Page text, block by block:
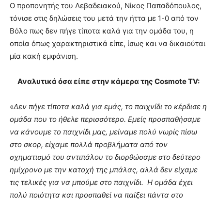
Ο προπονητής του Λεβαδειακού, Νίκος Παπαδόπουλος,
τόνισε στις δηλώσεις του μετά την ήττα με 1-0 από τον
Βόλο πως δεν πήγε τίποτα καλά για την ομάδα του, η
οποία όπως χαρακτηριστικά είπε, ίσως και να δικαιούται
μία κακή εμφάνιση.
Αναλυτικά όσα είπε στην κάμερα της Cosmote TV:
«Δεν πήγε τίποτα καλά για εμάς, το παιχνίδι το κέρδισε η
ομάδα που το ήθελε περισσότερο. Εμείς προσπαθήσαμε
να κάνουμε το παιχνίδι μας, μείναμε πολύ νωρίς πίσω
στο σκορ, είχαμε πολλά προβλήματα από τον
σχηματισμό του αντιπάλου το διορθώσαμε στο δεύτερο
ημίχρονο με την κατοχή της μπάλας, αλλά δεν είχαμε
τις τελικές για να μπούμε στο παιχνίδι. Η ομάδα έχει
πολύ ποιότητα και προσπαθεί να παίξει πάντα στο